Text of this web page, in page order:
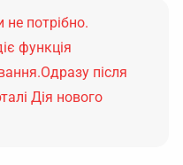
не потрібно.
функція
після
Дія нового